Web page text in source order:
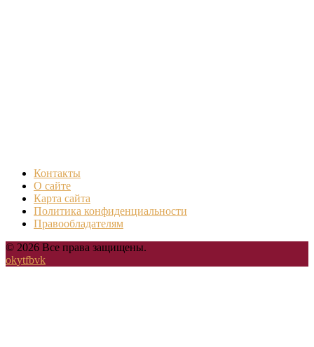
Контакты
О сайте
Карта сайта
Политика конфиденциальности
Правообладателям
© 2026 Все права защищены.
okytfbvk